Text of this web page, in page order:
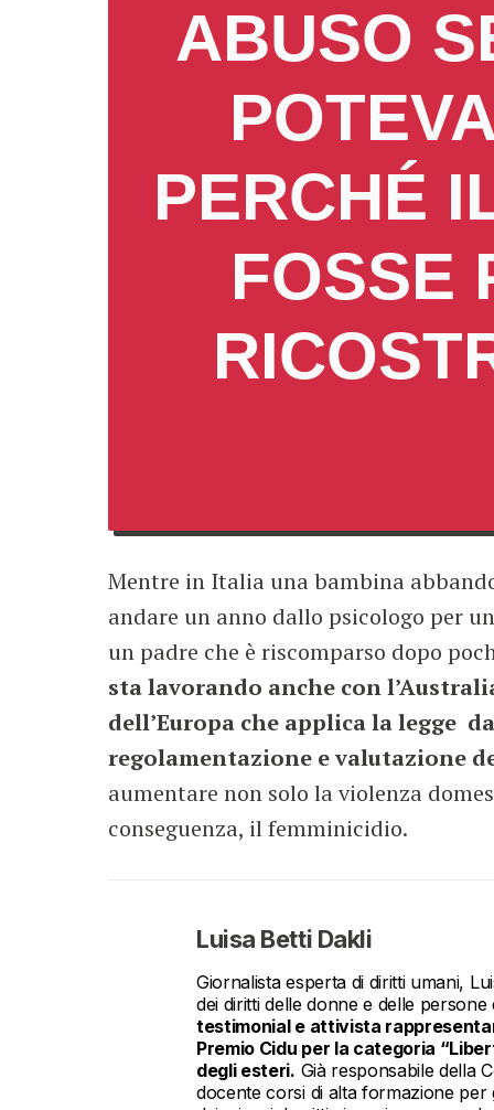
ABUSO
PERCHÉ
FOSSE
Mentre in Italia una bambina
andare un anno dallo psicologo per
un padre che è riscomparso dopo
sta lavorando anche con
dell’Europa che applica la legge
regolamentazione e valutazione
aumentare non solo la violenza
conseguenza, il femminicidio.
Luisa Betti Dakli
Giornalista esperta di diritti umani,
dei diritti delle donne e delle
testimonial e attivista
Premio Cidu per la categoria
degli esteri. Già responsabile della
docente corsi di alta formazione per